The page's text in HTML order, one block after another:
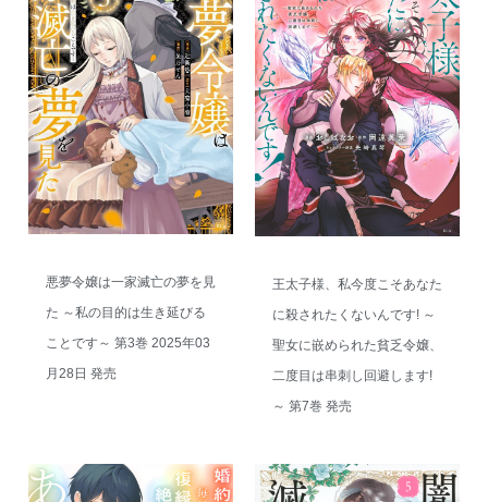
悪夢令嬢は一家滅亡の夢を見
た ～私の目的は生き延びる
ことです～ 第3巻 2025年03
月28日 発売
王太子様、私今度こそあなた
に殺されたくないんです! ～
聖女に嵌められた貧乏令嬢、
二度目は串刺し回避します!
～ 第7巻 発売